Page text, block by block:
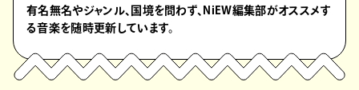
有名無名やジャンル、国境を問わず、NiEW編集部がオススメす
る音楽を随時更新しています。